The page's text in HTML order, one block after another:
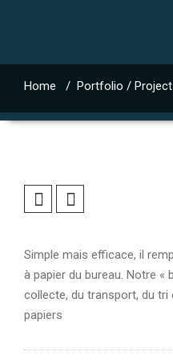
Home / Portfolio / Project
Simple mais efficace, il
à papier du bureau. Notre «
collecte, du transport, du
papiers